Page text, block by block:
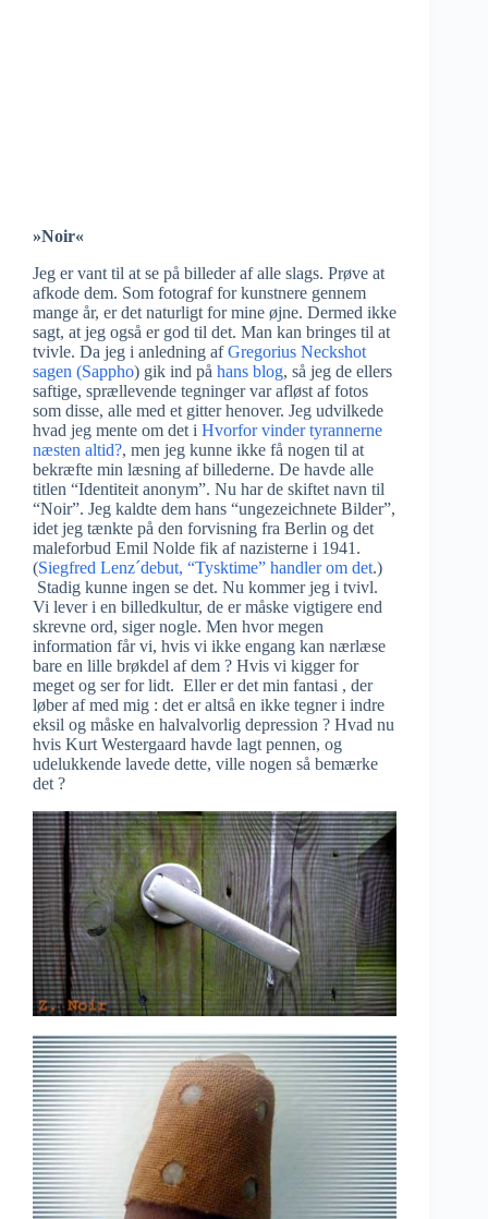
»Noir«
Jeg er vant til at se på billeder af alle slags. Prøve at
afkode dem. Som fotograf for kunstnere gennem
mange år, er det naturligt for mine øjne. Dermed ikke
sagt, at jeg også er god til det. Man kan bringes til at
tvivle. Da jeg i anledning afGregorius Neckshot
sagen (Sappho) gik ind på hans blog, så jeg de ellers
saftige, sprællevende tegninger var afløst af fotos
som disse, alle med et gitter henover. Jeg udvilkede
hvad jeg mente om det i Hvorfor vinder tyrannerne
næsten altid?, men jeg kunne ikke få nogen til at
bekræfte min læsning af billederne. De havde alle
titlen “Identiteit anonym”. Nu har de skiftet navn til
“Noir”. Jeg kaldte dem hans “ungezeichnete Bilder”,
idet jeg tænkte på den forvisning fra Berlin og det
maleforbud Emil Nolde fik af nazisterne i 1941.
(Siegfred Lenz´debut, “Tysktime” handler om det.)
Stadig kunne ingen se det. Nu kommer jeg i tvivl.
Vi lever i en billedkultur, de er måske vigtigere end
skrevne ord, siger nogle. Men hvor megen
information får vi, hvis vi ikke engang kan nærlæse
bare en lille brøkdel af dem ? Hvis vi kigger for
meget og ser for lidt. Eller er det min fantasi , der
løber af med mig : det er altså en ikke tegner i indre
eksil og måske en halvalvorlig depression ? Hvad nu
hvis Kurt Westergaard havde lagt pennen, og
udelukkende lavede dette, ville nogen så bemærke
det ?